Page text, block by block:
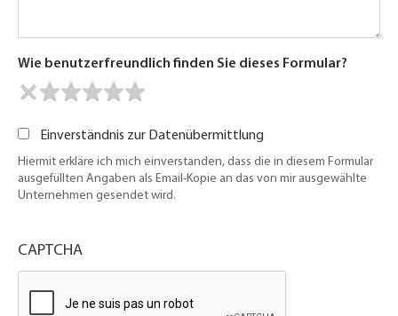
Wie benutzerfreundlich finden Sie dieses Formular?
Einverständnis zur Datenübermittlung
Hiermit erkläre ich mich einverstanden, dass die in diesem Formular
ausgefüllten Angaben als Email-Kopie an das von mir ausgewählte
Unternehmen gesendet wird.
CAPTCHA